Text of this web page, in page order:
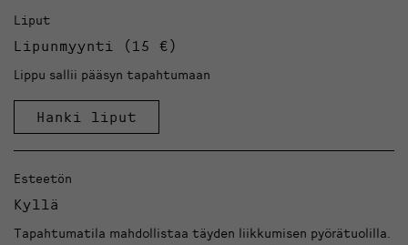
Liput
Lipunmyynti (15 €)
Lippu sallii pääsyn tapahtumaan
Hanki liput
Esteetön
Kyllä
Tapahtumatila mahdollistaa täyden liikkumisen pyörätuolilla.